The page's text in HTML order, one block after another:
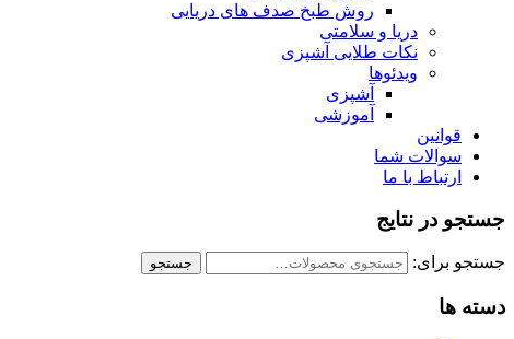
روش طبخ صدف های دریایی
دریا و سلامتی
نکات طلایی آشپزی
ویدئوها
آشپزی
آموزشی
قوانین
سوالات شما
ارتباط با ما
جستجو در نتایج
جستجو برای: جستجو
دسته ها